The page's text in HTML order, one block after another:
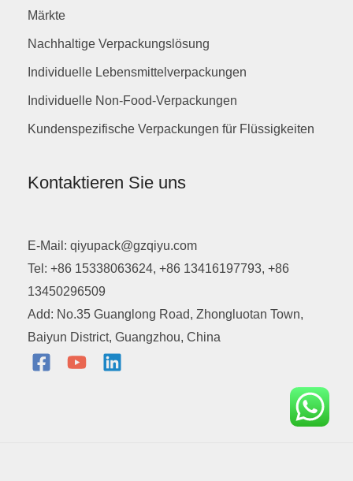
Märkte
Nachhaltige Verpackungslösung
Individuelle Lebensmittelverpackungen
Individuelle Non-Food-Verpackungen
Kundenspezifische Verpackungen für Flüssigkeiten
Kontaktieren Sie uns
E-Mail: qiyupack@gzqiyu.com
Tel: +86 15338063624, +86 13416197793, +86
13450296509
Add: No.35 Guanglong Road, Zhongluotan Town,
Baiyun District, Guangzhou, China